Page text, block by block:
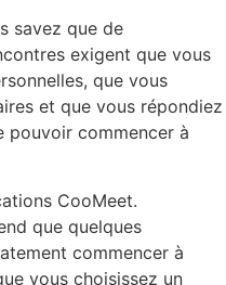
savez que de
exigent que vous
que vous
et que vous répondiez
pouvoir commencer à
CooMeet.
que quelques
commencer à
vous choisissez un